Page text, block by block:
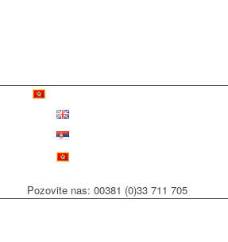
Pozovite nas: 00381 (0)33 711 705